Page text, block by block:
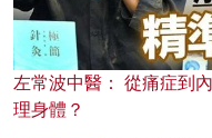
左常波中醫： 從痛症到
理身體？